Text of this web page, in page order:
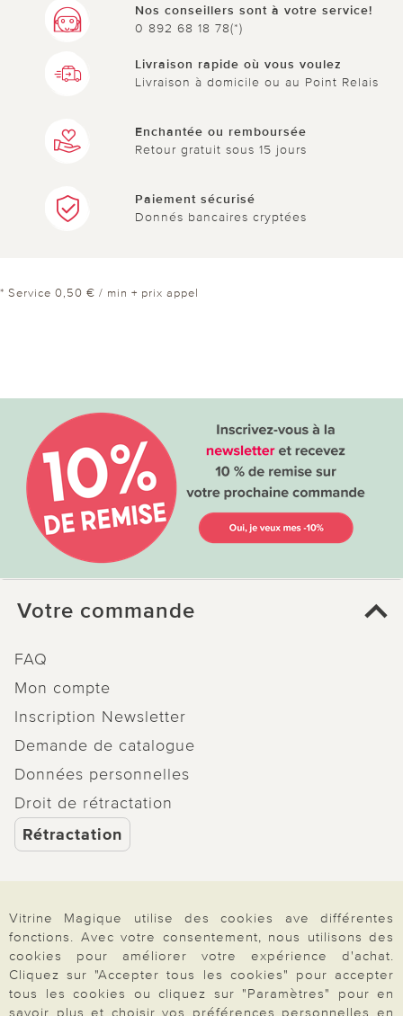
Nos conseillers sont à votre service!
0 892 68 18 78(*)
Livraison rapide où vous voulez
Livraison à domicile ou au Point Relais
Enchantée ou remboursée
Retour gratuit sous 15 jours
Paiement sécurisé
Donnés bancaires cryptées
* Service 0,50 € / min + prix appel
Votre commande
FAQ
Mon compte
Inscription Newsletter
Demande de catalogue
Données personnelles
Droit de rétractation
Rétractation
Paiement & Livraison
À propos de nous
Vitrine Magique utilise des cookies ave différentes
fonctions. Avec votre consentement, nous utilisons des
cookies pour améliorer votre expérience d'achat.
Cliquez sur "Accepter tous les cookies" pour accepter
tous les cookies ou cliquez sur "Paramètres" pour en
savoir plus et choisir vos préférences personnelles en